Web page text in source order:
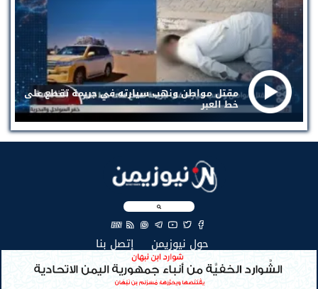
مقتل مواطن ونهب سيارته في جريمة تقطع على
خط العبر
EN
حول نيوزيمن إتصل بنا
جميع الحقوق محفوظة لنيوزيمن © 2026